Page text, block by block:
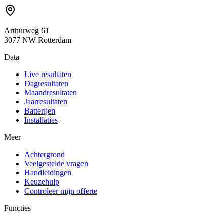
Arthurweg 61
3077 NW Rotterdam
Data
Live resultaten
Dagresultaten
Maandresultaten
Jaarresultaten
Batterijen
Installaties
Meer
Achtergrond
Veelgestelde vragen
Handleidingen
Keuzehulp
Controleer mijn offerte
Functies